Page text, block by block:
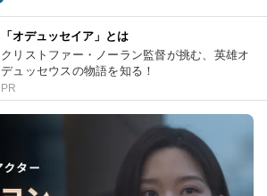
「オデュッセイア」とは
クリストファー・ノーラン監督が挑む、英雄オ
デュッセウスの物語を知る！
PR